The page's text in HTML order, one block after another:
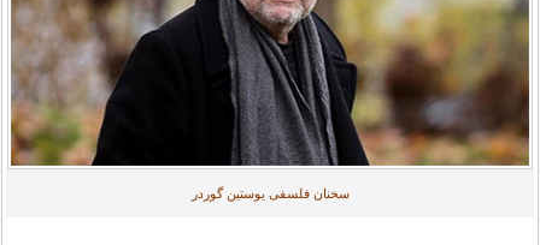
سخنان فلسفی یوستین گوردر